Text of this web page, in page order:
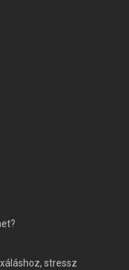
stressz